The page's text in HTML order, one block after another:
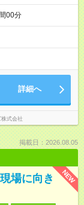
00分
詳細へ
式会社
掲載日：2026.08.05
NEW
場に向き